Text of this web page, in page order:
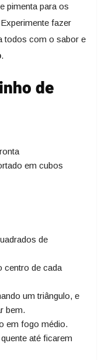
pimenta para os
fazer
todos com o sabor e
.
de
em cubos
de
centro de cada
um triângulo, e
bem.
em fogo médio.
até ficarem